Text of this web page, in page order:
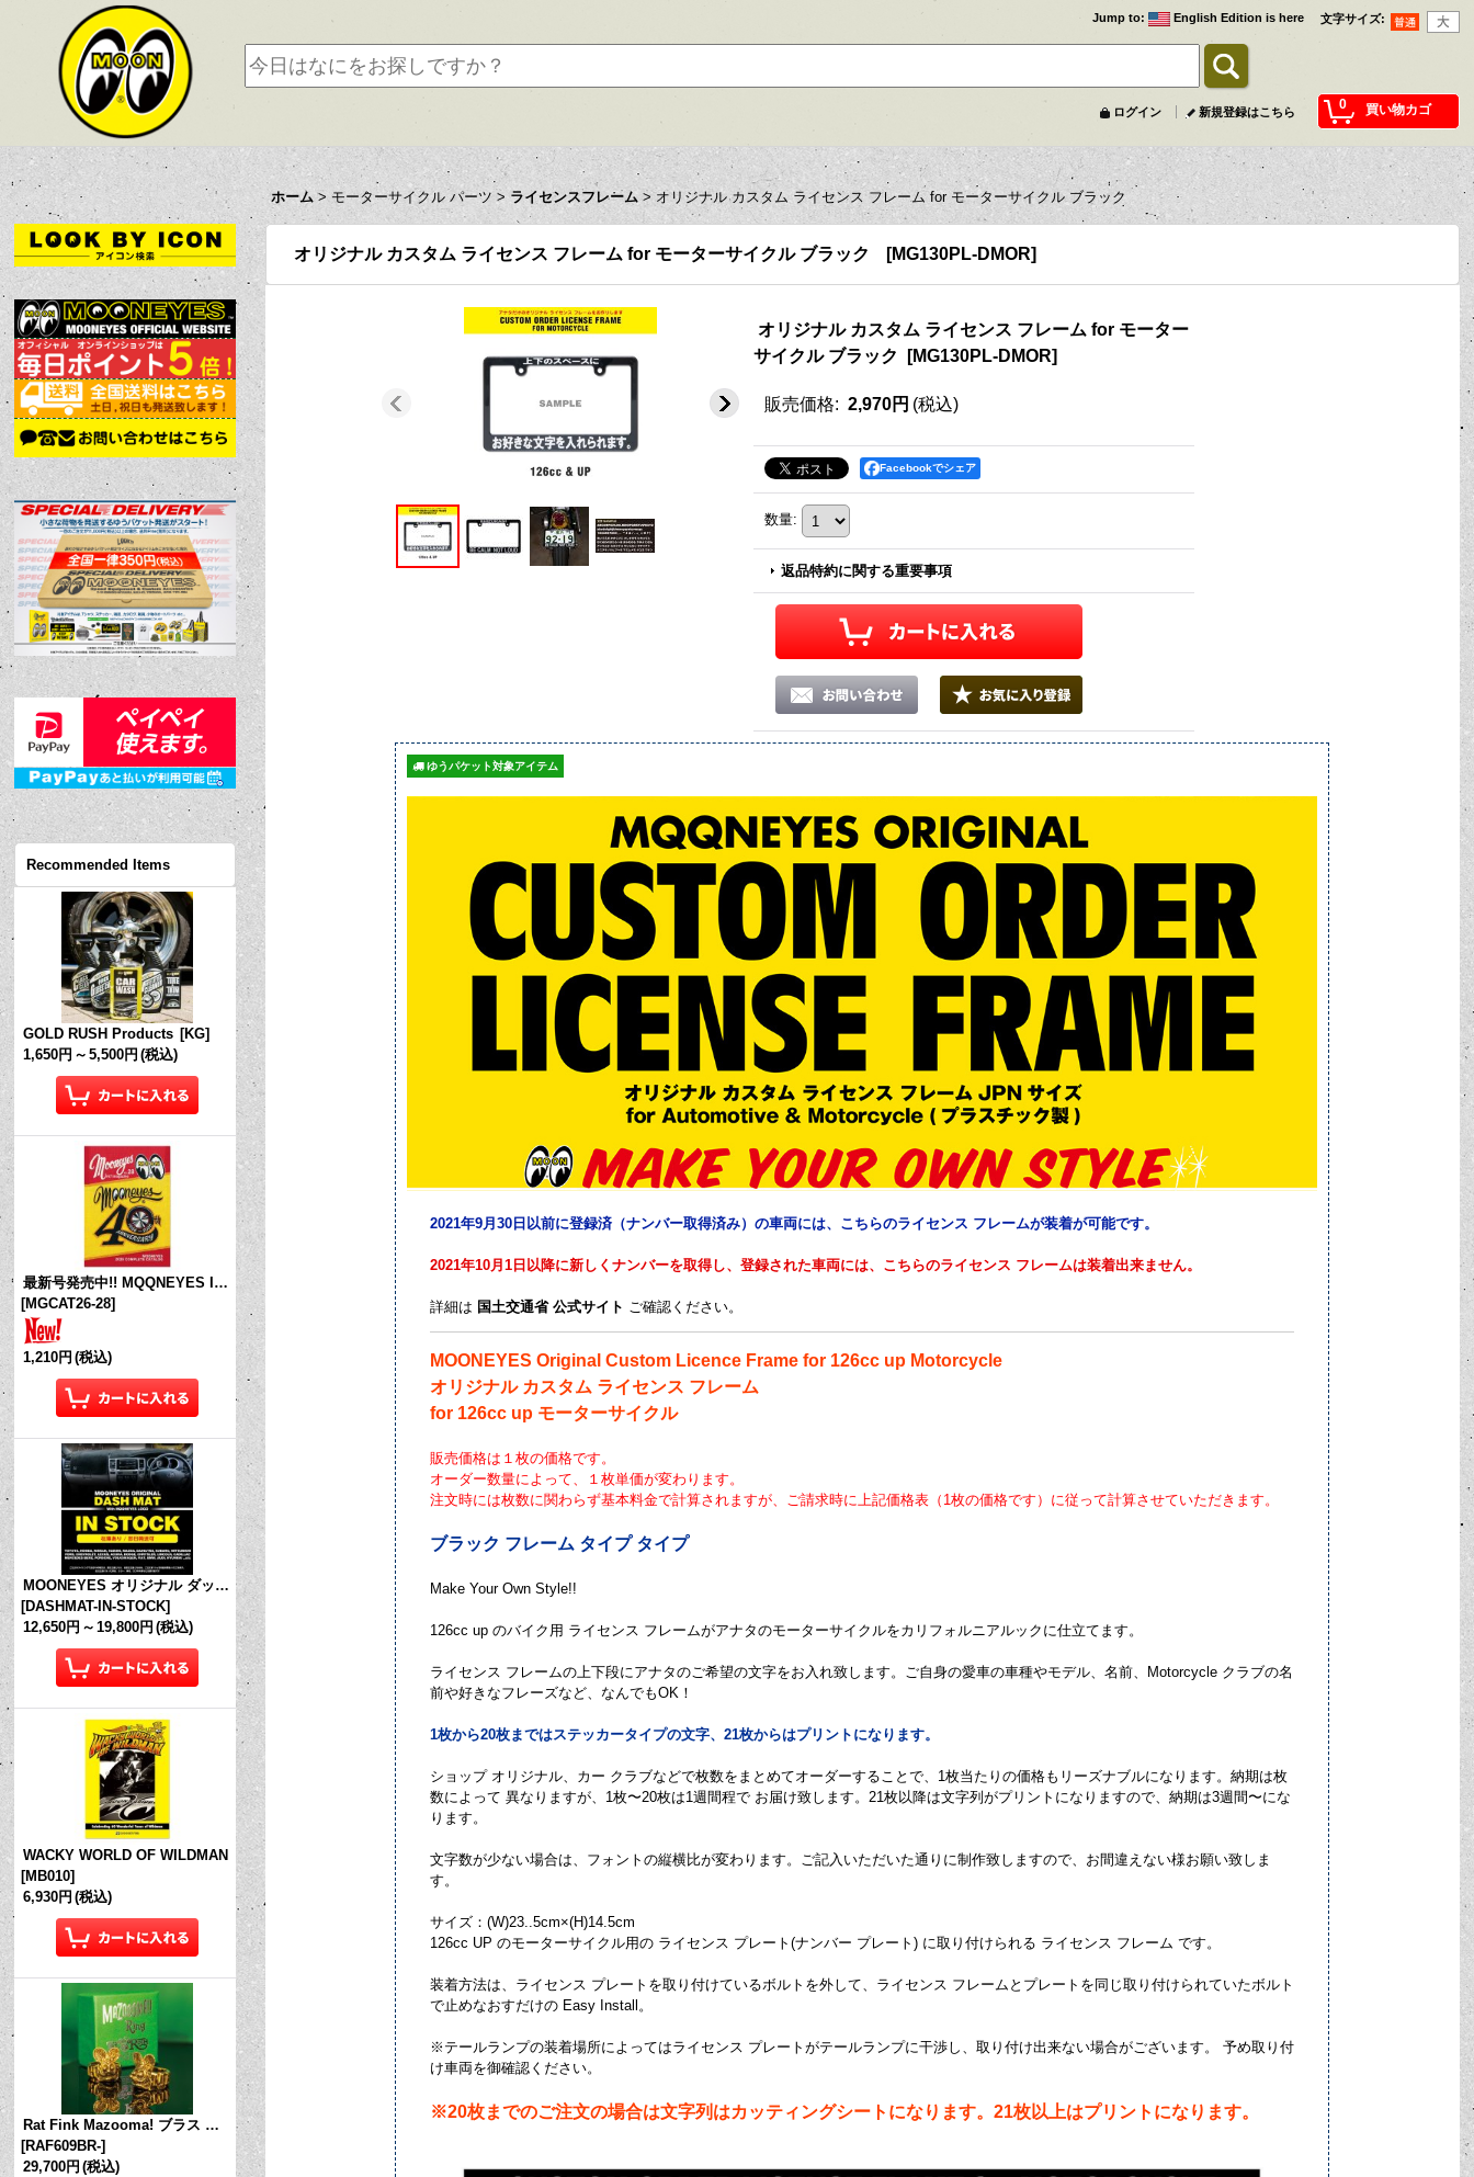
文字サイズ:
Jump to: English Edition is here
0 買い物カゴ
ログイン 新規登録はこちら
ホーム > モーターサイクル パーツ > ライセンスフレーム > オリジナル カスタム ライセンス フレーム for モーターサイクル ブラック
Recommended Items
GOLD RUSH Products [KG]
1,650円 ～ 5,500円 (税込)
最新号発売中!! MQQNEYES International Magazine No.28 2026
[MGCAT26-28]
1,210円 (税込)
MOONEYES オリジナル ダッシュマット (in Stock!)
[DASHMAT-IN-STOCK]
12,650円 ～ 19,800円 (税込)
WACKY WORLD OF WILDMAN
[MB010]
6,930円 (税込)
Rat Fink Mazooma! ブラス リング
[RAF609BR-]
29,700円 (税込)
オリジナル カスタム ライセンス フレーム for モーターサイクル ブラック [MG130PL-DMOR]
オリジナル カスタム ライセンス フレーム for モーター
サイクル ブラック
[MG130PL-DMOR]
販売価格: 2,970円 (税込)
Facebookでシェア
数量:
返品特約に関する重要事項
ゆうパケット対象アイテム
2021年9月30日以前に登録済（ナンバー取得済み）の車両には、こちらのライセンス フレームが装着が可能です。
2021年10月1日以降に新しくナンバーを取得し、登録された車両には、こちらのライセンス フレームは装着出来ません。
詳細は 国土交通省 公式サイト ご確認ください。
MOONEYES Original Custom Licence Frame for 126cc up Motorcycle
オリジナル カスタム ライセンス フレーム
for 126cc up モーターサイクル
販売価格は１枚の価格です。
オーダー数量によって、１枚単価が変わります。
注文時には枚数に関わらず基本料金で計算されますが、ご請求時に上記価格表（1枚の価格です）に従って計算させていただきます。
ブラック フレーム タイプ タイプ
Make Your Own Style!!
126cc up のバイク用 ライセンス フレームがアナタのモーターサイクルをカリフォルニアルックに仕立てます。
ライセンス フレームの上下段にアナタのご希望の文字をお入れ致します。ご自身の愛車の車種やモデル、名前、Motorcycle クラブの名
前や好きなフレーズなど、なんでもOK！
1枚から20枚まではステッカータイプの文字、21枚からはプリントになります。
ショップ オリジナル、カー クラブなどで枚数をまとめてオーダーすることで、1枚当たりの価格もリーズナブルになります。納期は枚
数によって 異なりますが、1枚〜20枚は1週間程で お届け致します。21枚以降は文字列がプリントになりますので、納期は3週間〜にな
ります。
文字数が少ない場合は、フォントの縦横比が変わります。ご記入いただいた通りに制作致しますので、お間違えない様お願い致しま
す。
サイズ：(W)23..5cm×(H)14.5cm
126cc UP のモーターサイクル用の ライセンス プレート(ナンバー プレート) に取り付けられる ライセンス フレーム です。
装着方法は、ライセンス プレートを取り付けているボルトを外して、ライセンス フレームとプレートを同じ取り付けられていたボルト
で止めなおすだけの Easy Install。
※テールランプの装着場所によってはライセンス プレートがテールランプに干渉し、取り付け出来ない場合がございます。 予め取り付
け車両を御確認ください。
※20枚までのご注文の場合は文字列はカッティングシートになります。21枚以上はプリントになります。